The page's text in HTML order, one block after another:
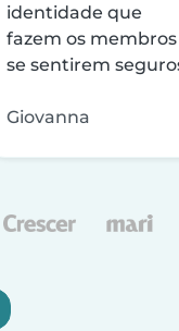
identidade que
fazem os membros
se sentirem
Giovanna